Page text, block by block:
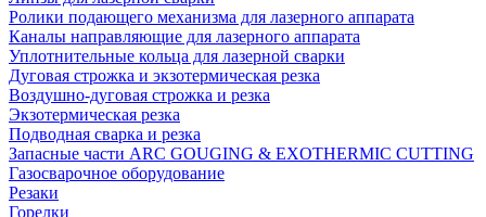
Ролики подающего механизма для лазерного аппарата
Каналы направляющие для лазерного аппарата
Уплотнительные кольца для лазерной сварки
Дуговая строжка и экзотермическая резка
Воздушно-дуговая строжка и резка
Экзотермическая резка
Подводная сварка и резка
Запасные части ARC GOUGING & EXOTHERMIC CUTTING
Газосварочное оборудование
Резаки
Горелки